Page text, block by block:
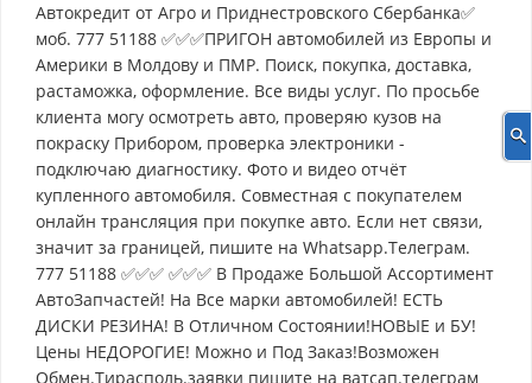
Автокредит от Агро и Приднестровского Сбербанка✅
моб. 777 51188 ✅✅✅ПРИГОН автомобилей из Европы и
Америки в Молдову и ПМР. Поиск, покупка, доставка,
растаможка, оформление. Все виды услуг. По просьбе
клиента могу осмотреть авто, проверяю кузов на
покраску Прибором, проверка электроники -
подключаю диагностику. Фото и видео отчёт
купленного автомобиля. Совместная с покупателем
онлайн трансляция при покупке авто. Если нет связи,
значит за границей, пишите на Whatsapp.Телеграм.
777 51188 ✅✅✅ ✅✅✅ В Продаже Большой Ассортимент
АвтоЗапчастей! На Все марки автомобилей! ЕСТЬ
ДИСКИ РЕЗИНА! В Отличном Состоянии!НОВЫЕ и БУ!
Цены НЕДОРОГИЕ! Можно и Под Заказ!Возможен
Обмен.Тирасполь.заявки пишите на ватсап.телеграм